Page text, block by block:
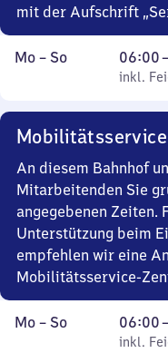
mit der Aufschrift
Montag
Mo – So,
inkl. Feiertage
06:00–
Von
6
0
Uhr
inkl.
Mobilitätsservice
An diesem Bahnhof
Mitarbeitenden Sie
angegebenen Zeiten.
Unterstützung beim
empfehlen wir eine
Mobilitätsservice-
Montag
Mo – So,
inkl. Feiertage
06:00–
Von
6
inkl.